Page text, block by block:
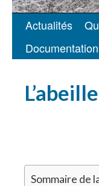
Aller
au
Actualités
Documentation
Sommaire de